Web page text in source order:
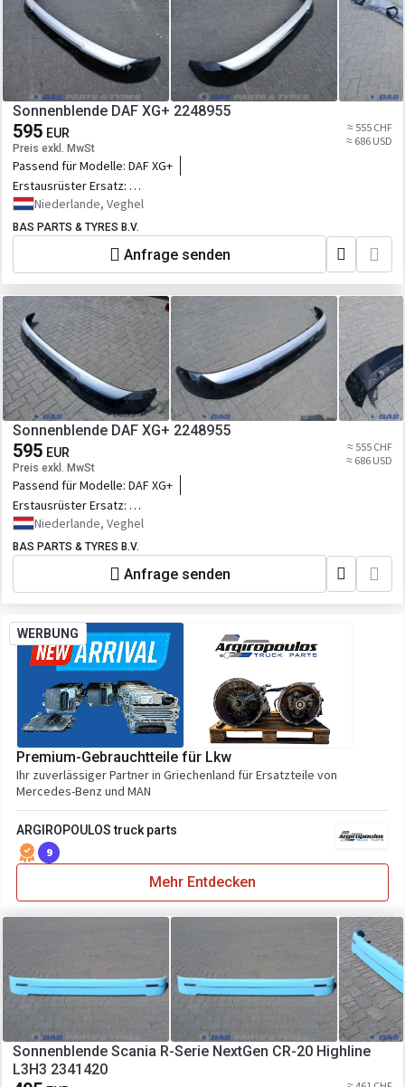
Sonnenblende DAF XG+ 2248955
595 EUR
Preis exkl. MwSt
≈ 555 CHF
≈ 686 USD
Passend für Modelle: DAF XG+
Erstausrüster Ersatz:
2248955,2328745,2398379,D2248955UPCOMPL,5.00252
Niederlande, Veghel
BAS PARTS & TYRES B.V.
Anfrage senden
Sonnenblende DAF XG+ 2248955
595 EUR
Preis exkl. MwSt
≈ 555 CHF
≈ 686 USD
Passend für Modelle: DAF XG+
Erstausrüster Ersatz:
2248955,2328745,2398379,D2248955UPCOMPL,5.00252
Niederlande, Veghel
BAS PARTS & TYRES B.V.
Anfrage senden
WERBUNG
Premium-Gebrauchtteile für Lkw
Ihr zuverlässiger Partner in Griechenland für Ersatzteile von
Mercedes-Benz und MAN
ARGIROPOULOS truck parts
9
Mehr Entdecken
Sonnenblende Scania R-Serie NextGen CR-20 Highline
L3H3 2341420